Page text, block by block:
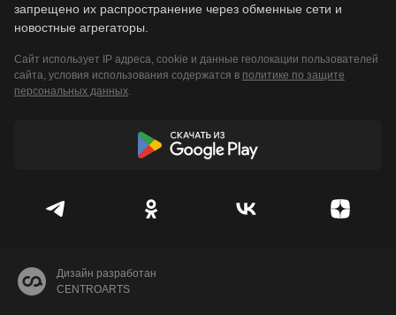
запрещено их распространение через обменные сети и
новостные агрегаторы.
Сайт использует IP адреса, cookie и данные геолокации пользователей
сайта, условия использования содержатся в политике по защите
персональных данных.
Дизайн разработан
CENTROARTS